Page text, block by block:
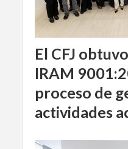
El CFJ
IRAM
proceso de
actividades